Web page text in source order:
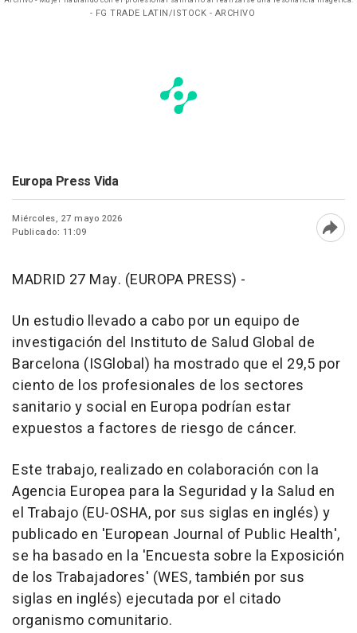
- FG TRADE LATIN/ISTOCK - ARCHIVO
Europa Press Vida
Miércoles, 27 mayo 2026
Publicado: 11:09
MADRID 27 May. (EUROPA PRESS) -
Un estudio llevado a cabo por un equipo de
investigación del Instituto de Salud Global de
Barcelona (ISGlobal) ha mostrado que el 29,5 por
ciento de los profesionales de los sectores
sanitario y social en Europa podrían estar
expuestos a factores de riesgo de cáncer.
Este trabajo, realizado en colaboración con la
Agencia Europea para la Seguridad y la Salud en
el Trabajo (EU-OSHA, por sus siglas en inglés) y
publicado en 'European Journal of Public Health',
se ha basado en la 'Encuesta sobre la Exposición
de los Trabajadores' (WES, también por sus
siglas en inglés) ejecutada por el citado
organismo comunitario.